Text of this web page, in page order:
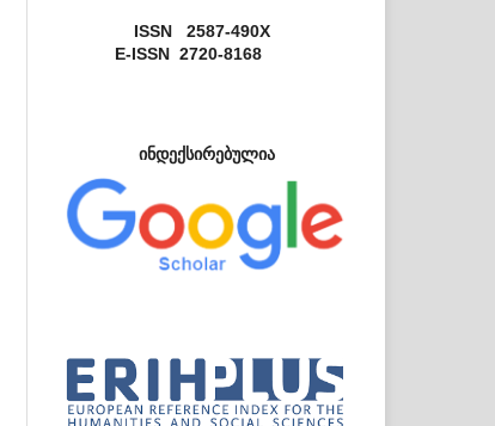
ISSN 2587-490X
E-ISSN 2720-8168
ინდექსირებულია